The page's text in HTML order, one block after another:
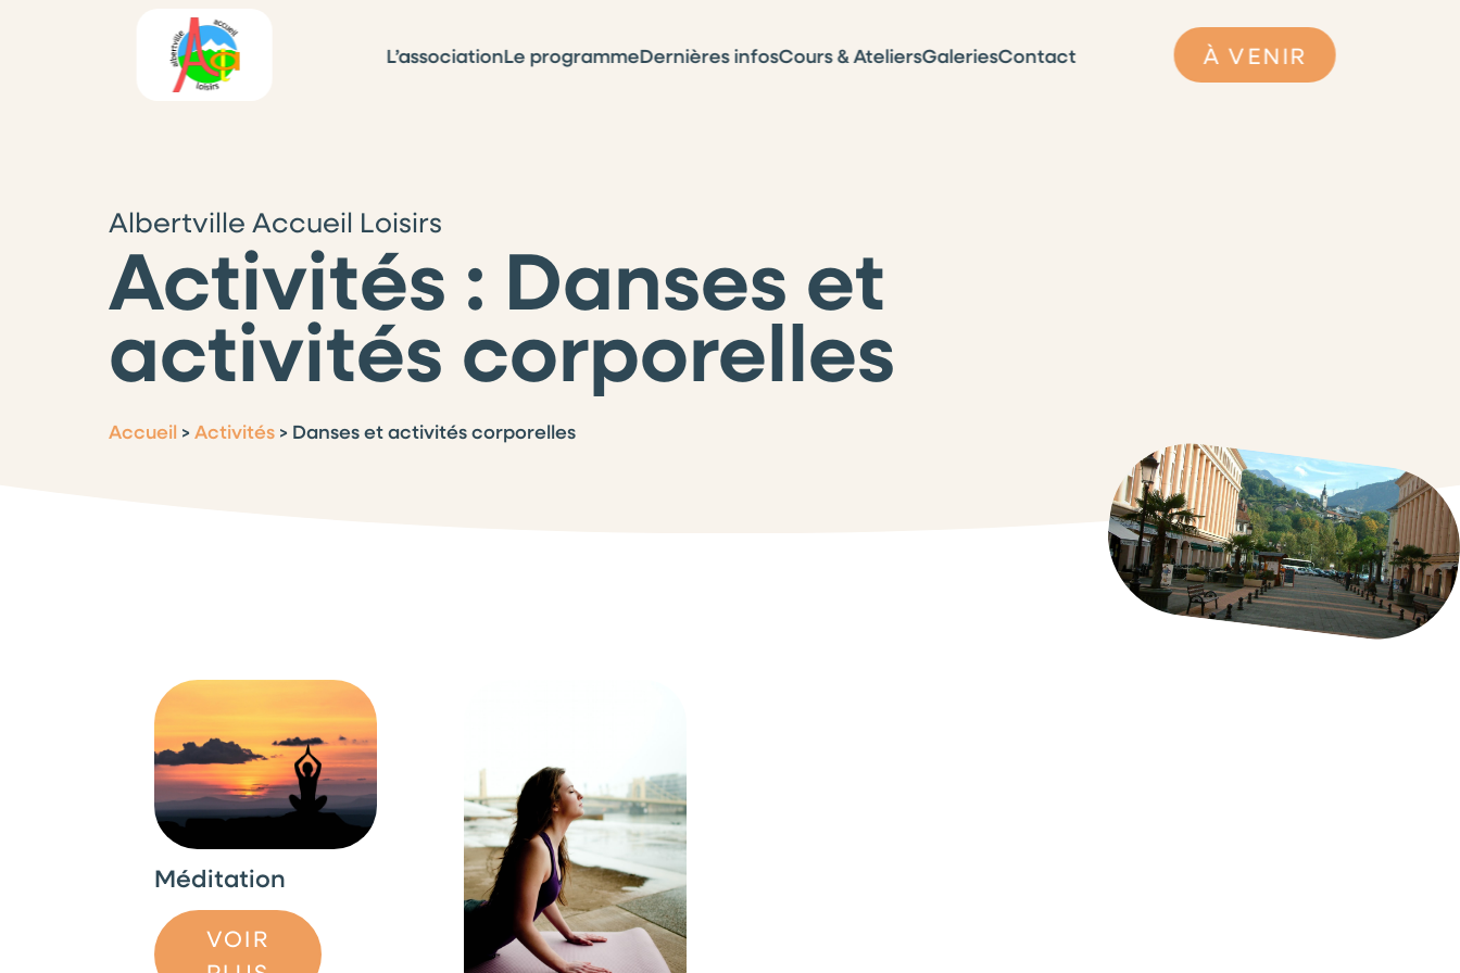
L’associationLe programmeDernières infosCours & AteliersGaleriesContact À VENIR
Albertville Accueil Loisirs
Activités : Danses et
activités corporelles
Accueil > Activités > Danses et activités corporelles
Méditation
VOIR